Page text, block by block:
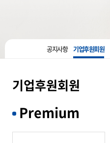
공지사항 기업후원회원
기업후원회원
Premium